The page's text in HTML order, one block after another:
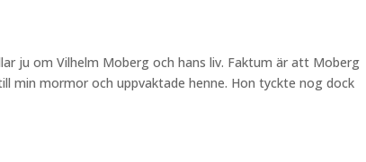
ju om Vilhelm Moberg och hans liv. Faktum är att Moberg
min mormor och uppvaktade henne. Hon tyckte nog dock